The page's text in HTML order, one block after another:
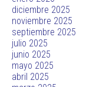
diciembre 2025
noviembre 2025
septiembre 2025
julio 2025
junio 2025
mayo 2025
abril 2025